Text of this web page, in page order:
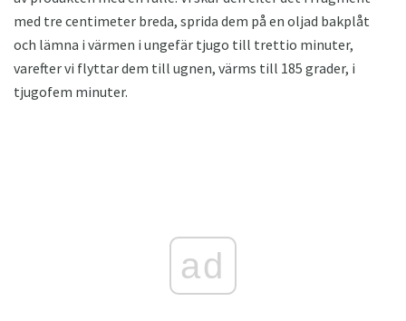
med tre centimeter breda, sprida dem på en oljad bakplåt
och lämna i värmen i ungefär tjugo till trettio minuter,
varefter vi flyttar dem till ugnen, värms till 185 grader, i
tjugofem minuter.
ad